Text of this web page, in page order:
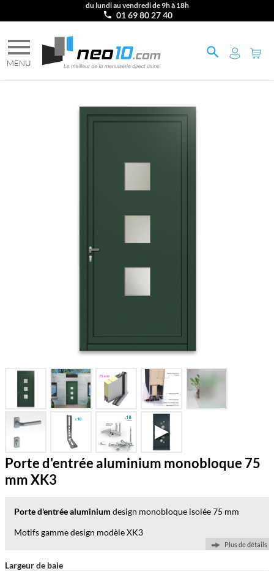
du lundi au vendredi de 9h à 18h
01 69 80 27 40
Porte d'entrée aluminium monobloque 75
mm XK3
Porte d'entrée aluminium design monobloque isolée 75 mm
Motifs gamme design modèle XK3
Plus de détails
Largeur de baie